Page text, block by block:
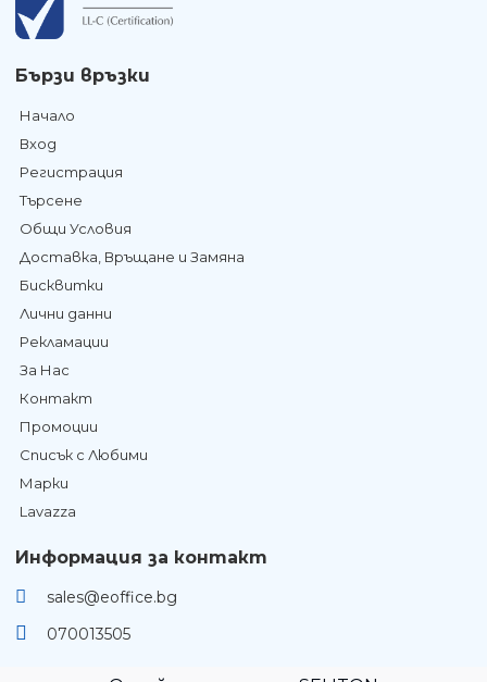
Бързи връзки
Начало
Вход
Регистрация
Търсене
Общи Условия
Доставка, Връщане и Замяна
Бисквитки
Лични данни
Рекламации
За Нас
Контакт
Промоции
Списък с Любими
Марки
Lavazza
Информация за контакт
sales@eoffice.bg
070013505